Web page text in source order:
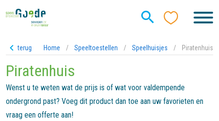
terug Home / Speeltoestellen / Speelhuisjes / Piratenhuis
Piratenhuis
Wenst u te weten wat de prijs is of wat voor valdempende
ondergrond past? Voeg dit product dan toe aan uw favorieten en
vraag een offerte aan!